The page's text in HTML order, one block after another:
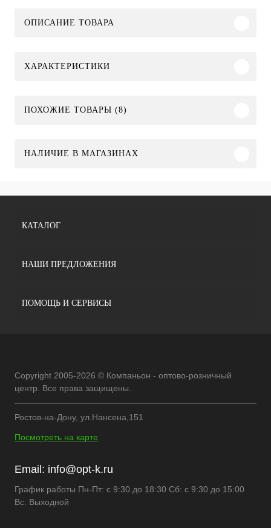
ОПИСАНИЕ ТОВАРА
ХАРАКТЕРИСТИКИ
ПОХОЖИЕ ТОВАРЫ (8)
НАЛИЧИЕ В МАГАЗИНАХ
КАТАЛОГ
НАШИ ПРЕДЛОЖЕНИЯ
ПОМОЩЬ И СЕРВИСЫ
Copyright 2005-2026 © Компаньон - оптово-розничный
центр. Все права защищены.
Ростов-на-Дону, ул.Нансена,151
Посмотреть на карте
Email: info@opt-k.ru
График работы Пн-Пт: с 9:30 до 18:30 Сб: с 9:30 до 15:00
Вс: Выходной